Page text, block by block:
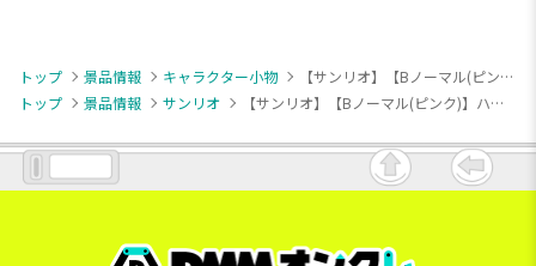
トップ 景品情報 キャラクター小物
【サンリオ】【Bノーマル(ピンク)】ハローキティ マスコット いろいろ表情Ver.
トップ
景品情報 サンリオ 【サンリオ】【Bノーマル(ピンク)】ハローキティ マスコット いろいろ表情Ver.